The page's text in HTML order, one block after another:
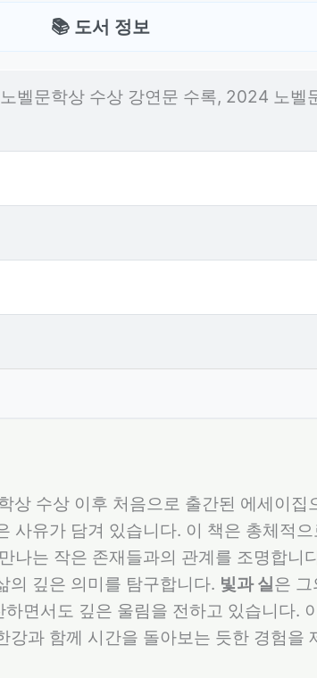
📚 도서 정보
벨문학상 수상 강연문 수록, 2024 노벨
상 수상 이후 처음으로 출간된 에세이집
사유가 담겨 있습니다. 이 책은 총체적
나는 작은 존재들과의 관계를 조명합니
의 깊은 의미를 탐구합니다. 빛과 실은 그
면서도 깊은 울림을 전하고 있습니다.
강과 함께 시간을 돌아보는 듯한 경험을